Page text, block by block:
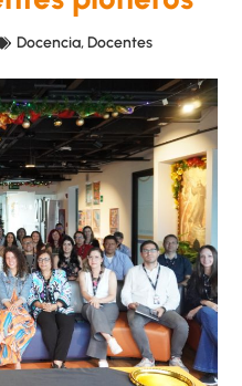
Docencia,Docentes